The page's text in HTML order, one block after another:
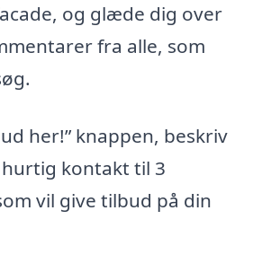
og glæde dig over
fra alle, som
her!” knappen, beskriv
kontakt til 3
vil give tilbud på din